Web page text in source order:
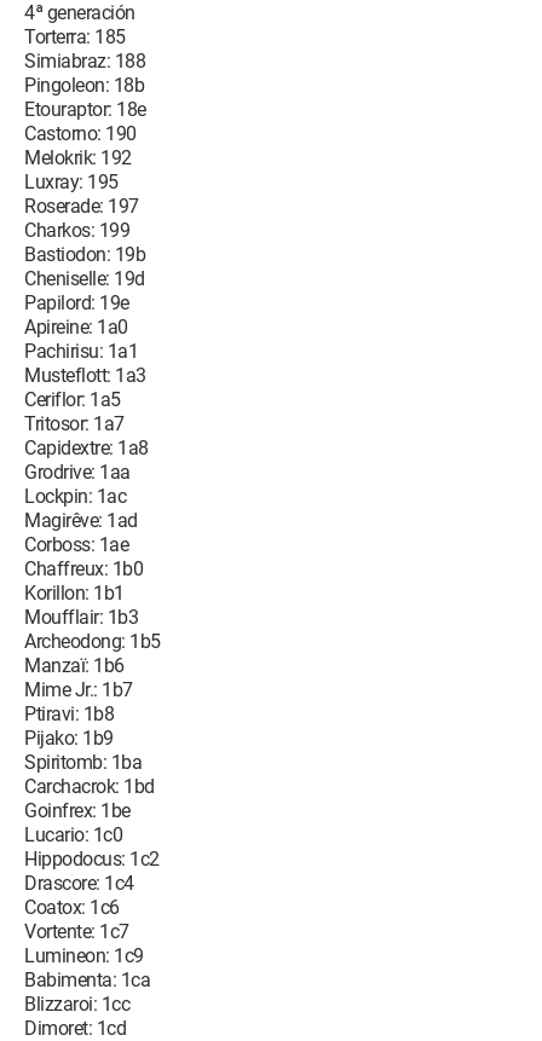
4ª generación
Torterra: 185
Simiabraz: 188
Pingoleon: 18b
Etouraptor: 18e
Castorno: 190
Melokrik: 192
Luxray: 195
Roserade: 197
Charkos: 199
Bastiodon: 19b
Cheniselle: 19d
Papilord: 19e
Apireine: 1a0
Pachirisu: 1a1
Musteflott: 1a3
Ceriflor: 1a5
Tritosor: 1a7
Capidextre: 1a8
Grodrive: 1aa
Lockpin: 1ac
Magirêve: 1ad
Corboss: 1ae
Chaffreux: 1b0
Korillon: 1b1
Moufflair: 1b3
Archeodong: 1b5
Manzaï: 1b6
Mime Jr.: 1b7
Ptiravi: 1b8
Pijako: 1b9
Spiritomb: 1ba
Carchacrok: 1bd
Goinfrex: 1be
Lucario: 1c0
Hippodocus: 1c2
Drascore: 1c4
Coatox: 1c6
Vortente: 1c7
Lumineon: 1c9
Babimenta: 1ca
Blizzaroi: 1cc
Dimoret: 1cd